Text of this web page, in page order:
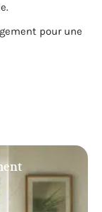
pour une